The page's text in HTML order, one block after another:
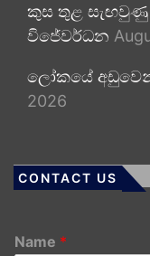
කුස තුළ
විජේවර්ධන
ලෝකයේ
2026
CONTACT US
Name *